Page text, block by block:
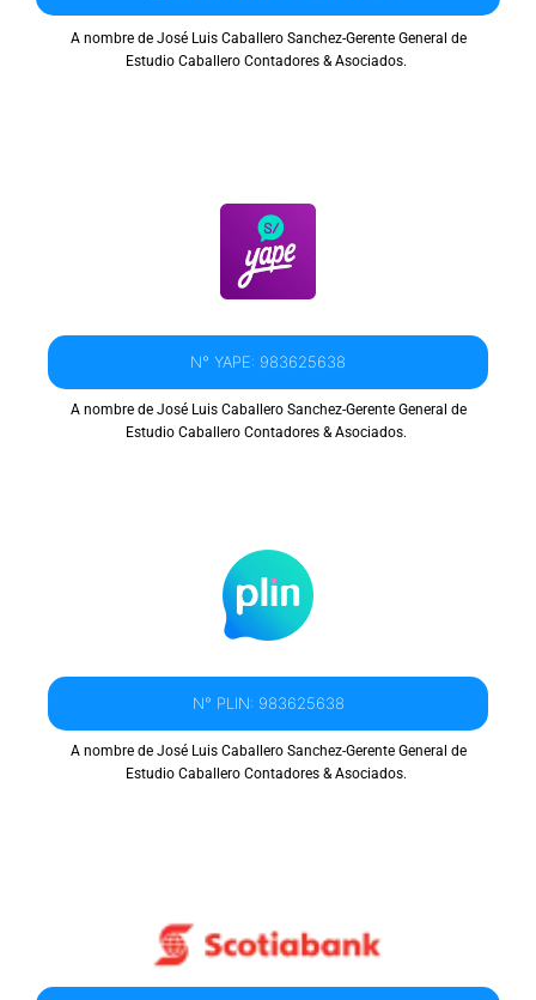
A nombre de José Luis Caballero Sanchez-Gerente General de
Estudio Caballero Contadores & Asociados.
N° YAPE: 983625638
A nombre de José Luis Caballero Sanchez-Gerente General de
Estudio Caballero Contadores & Asociados.
N° PLIN: 983625638
A nombre de José Luis Caballero Sanchez-Gerente General de
Estudio Caballero Contadores & Asociados.